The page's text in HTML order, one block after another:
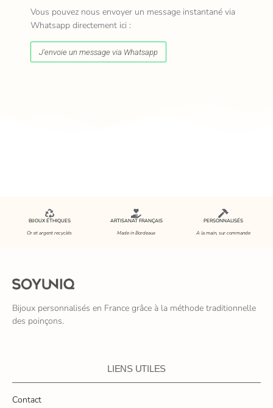
Vous pouvez nous envoyer un message instantané via
Whatsapp directement ici :
J'envoie un message via Whatsapp
BIJOUX ÉTHIQUES
Or et argent recyclés
ARTISANAT FRANÇAIS
Made in Bordeaux
PERSONNALISÉS
A la main, sur commande
Bijoux personnalisés en France grâce à la méthode traditionnelle
des poinçons.
LIENS UTILES
Contact